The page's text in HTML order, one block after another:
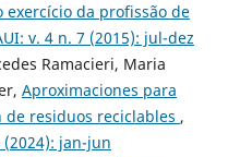
da profissão de
v. 4 n. 7 (2015): jul-dez
Ramacieri, Maria
Aproximaciones para
residuos reciclables ,
(2024): jan-jun